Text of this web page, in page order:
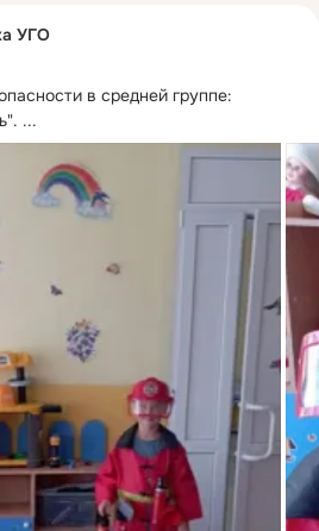
УГО
в средней группе:
...